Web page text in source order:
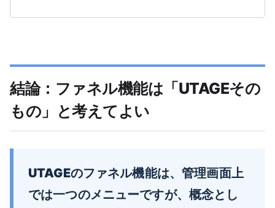
結論：ファネル機能は「UTAGEその
もの」と考えてよい
UTAGEのファネル機能は、管理画面上
では一つのメニューですが、概念とし